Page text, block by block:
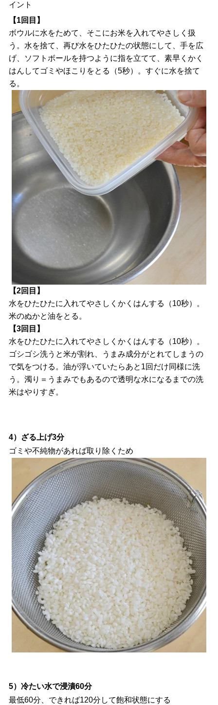
イント
【1回目】
ボウルに水をためて、そこにお米を入れてやさしく扱
う。水を捨て、再び水をひたひたの状態にして、手を広
げ、ソフトボールを持つように指を立てて、素早くかく
はんしてゴミやほこりをとる（5秒）。すぐに水を捨て
る。
【2回目】
水をひたひたに入れてやさしくかくはんする（10秒）。
米のぬかと油をとる。
【3回目】
水をひたひたに入れてやさしくかくはんする（10秒）。
ゴシゴシ洗うと米が割れ、うまみ成分がとれてしまうの
で気をつける。油が浮いていたらあと1回だけ同様に洗
う。濁り＝うまみでもあるので透明な水になるまでの洗
米はやりすぎ。
4）ざる上げ3分
ゴミや不純物があれば取り除くため
5）冷たい水で浸漬60分
最低60分、できれば120分して飽和状態にする